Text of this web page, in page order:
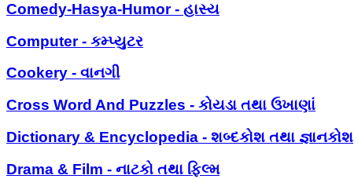
Comedy-Hasya-Humor - હાસ્ય
Computer - કમ્પ્યુટર
Cookery - વાનગી
Cross Word And Puzzles - કોયડા તથા ઉખાણાં
Dictionary & Encyclopedia - શબ્દકોશ તથા જ્ઞાનકોશ
Drama & Film - નાટકો તથા ફિલ્મ